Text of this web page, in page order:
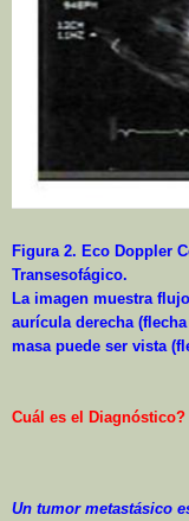
Figura 2. Eco Doppler
Transesofágico.
La imagen muestra
aurícula derecha
masa puede ser vista
Cuál es el Diagnóstico?
Un tumor metastásico